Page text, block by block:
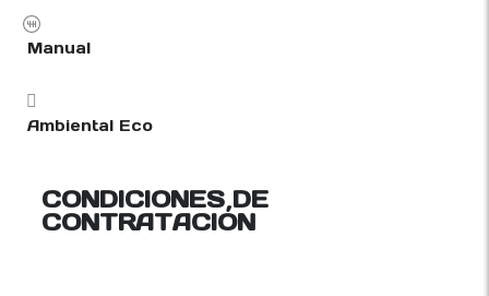
Manual
Ambiental Eco
CONDICIONES DE
CONTRATACIÓN